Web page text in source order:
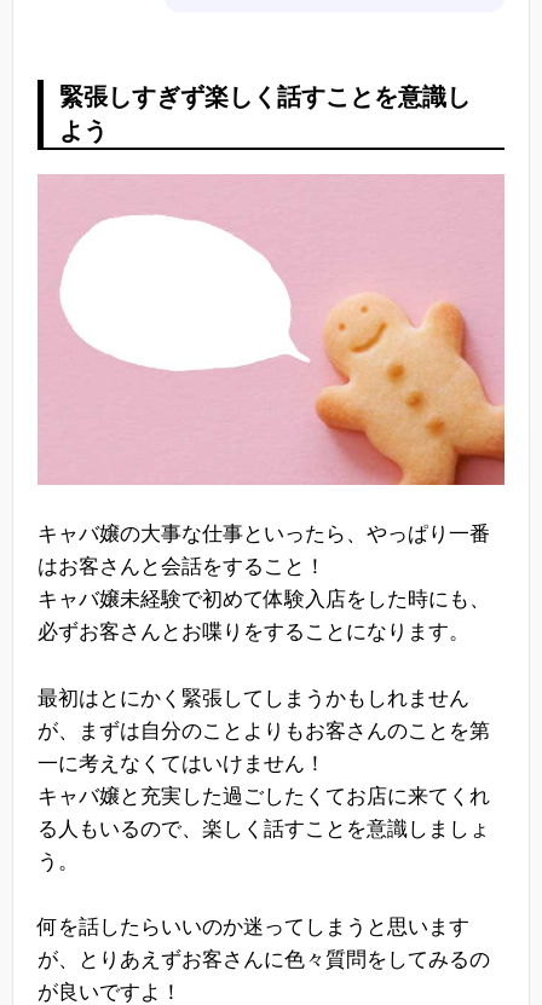
緊張しすぎず楽しく話すことを意識し
よう
キャバ嬢の大事な仕事といったら、やっぱり一番
はお客さんと会話をすること！
キャバ嬢未経験で初めて体験入店をした時にも、
必ずお客さんとお喋りをすることになります。
最初はとにかく緊張してしまうかもしれません
が、まずは自分のことよりもお客さんのことを第
一に考えなくてはいけません！
キャバ嬢と充実した過ごしたくてお店に来てくれ
る人もいるので、楽しく話すことを意識しましょ
う。
何を話したらいいのか迷ってしまうと思います
が、とりあえずお客さんに色々質問をしてみるの
が良いですよ！